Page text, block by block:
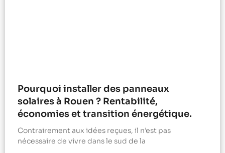
Pourquoi installer des panneaux
solaires à Rouen ? Rentabilité,
économies et transition énergétique.
Contrairement aux idées reçues, il n’est pas
nécessaire de vivre dans le sud de la